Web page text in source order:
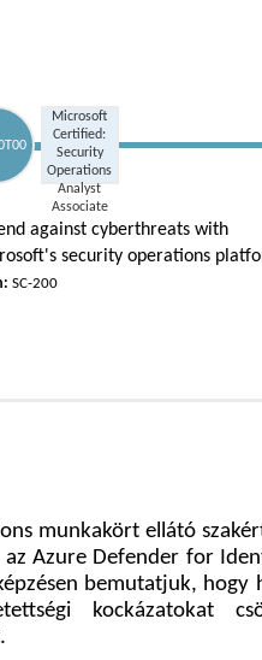
Microsoft
Certified:
Security
Operations
Analyst
Associate
against cyberthreats with
security operations
SC-200
munkakört ellátó
Azure Defender for
bemutatjuk, hogy
kockázatokat